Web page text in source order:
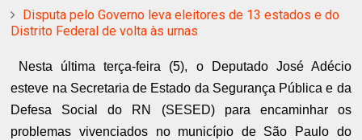
Disputa pelo Governo leva eleitores de 13 estados e do
Distrito Federal de volta às urnas
Nesta última terça-feira (5), o Deputado José Adécio
esteve na Secretaria de Estado da Segurança Pública e da
Defesa Social do RN (SESED) para encaminhar os
problemas vivenciados no município de São Paulo do